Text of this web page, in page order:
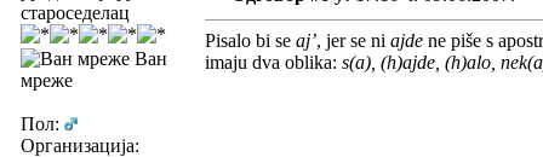
староседелац
Ван
мреже
Пол:
Организација:
Pisalo bi se aj’, jer se ni ajde ne piše s
imaju dva oblika: s(a), (h)ajde, (h)alo,